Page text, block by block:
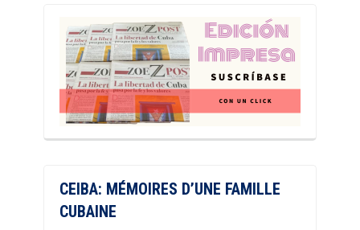
CEIBA: MÉMOIRES D’UNE FAMILLE
CUBAINE